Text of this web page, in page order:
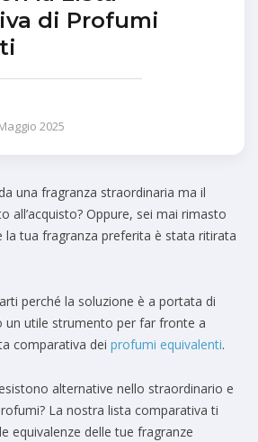
di Profumi
2025
una fragranza straordinaria ma il
all’acquisto? Oppure, sei mai rimasto
la tua fragranza preferita è stata ritirata
perché la soluzione è a portata di
un utile strumento per far fronte a
comparativa dei profumi equivalenti.
alternative nello straordinario e
La nostra lista comparativa ti
equivalenze delle tue fragranze